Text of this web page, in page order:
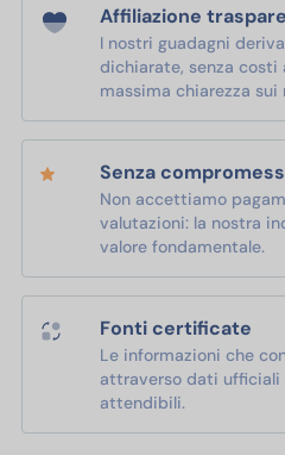
Affiliazione
I nostri guadagni
dichiarate, senza
massima chiarezza
Senza
Non accettiamo
valutazioni: la nostra
valore fondamentale.
Fonti certificate
Le informazioni che
attraverso dati
attendibili.